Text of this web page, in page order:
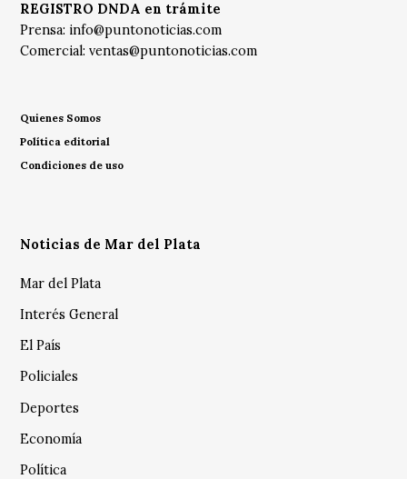
REGISTRO DNDA en trámite
Prensa: info@puntonoticias.com
Comercial:ventas@puntonoticias.com
Quienes Somos
Política editorial
Condiciones de uso
Noticias de Mar del Plata
Mar del Plata
Interés General
El País
Policiales
Deportes
Economía
Política